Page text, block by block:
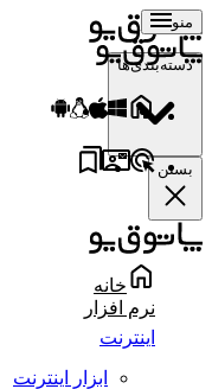
منو
دسته‌بندی‌ها
بستن
خانه
نرم افزار
اینترنت
ابزار اینترنت